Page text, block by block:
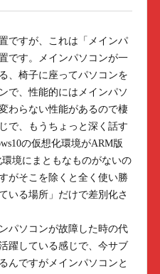
ですが、これは「メインパ
です。メインパソコンが一
、椅子に座ってパソコンを
で、性能的にはメインパソ
わらない性能があるので棲
で、もうちょっと深く話す
の仮想化環境がARM版
境にまともなものがないの
がそこを除くと全く使い勝
いる場所」だけで差別化さ
パソコンが故障した時の代
躍している感じで、今サブ
んですがメインパソコンと